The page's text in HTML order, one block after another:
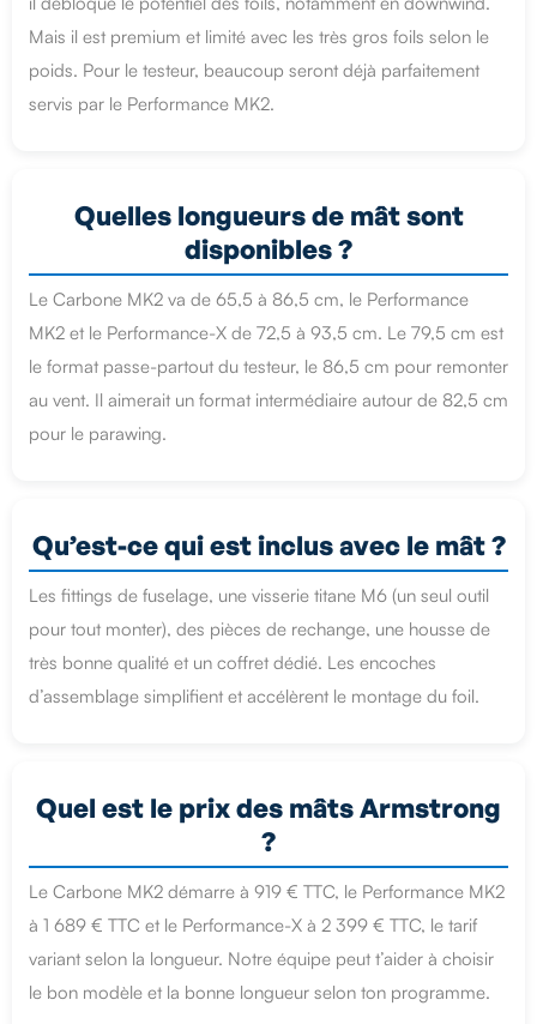
Mais il est premium et limité avec les très gros foils selon le
poids. Pour le testeur, beaucoup seront déjà parfaitement
servis par le Performance MK2.
Quelles longueurs de mât sont
disponibles ?
Le Carbone MK2 va de 65,5 à 86,5 cm, le Performance
MK2 et le Performance-X de 72,5 à 93,5 cm. Le 79,5 cm est
le format passe-partout du testeur, le 86,5 cm pour remonter
au vent. Il aimerait un format intermédiaire autour de 82,5 cm
pour le parawing.
Qu’est-ce qui est inclus avec le mât ?
Les fittings de fuselage, une visserie titane M6 (un seul outil
pour tout monter), des pièces de rechange, une housse de
très bonne qualité et un coffret dédié. Les encoches
d’assemblage simplifient et accélèrent le montage du foil.
Quel est le prix des mâts Armstrong
?
Le Carbone MK2 démarre à 919 € TTC, le Performance MK2
à 1 689 € TTC et le Performance-X à 2 399 € TTC, le tarif
variant selon la longueur. Notre équipe peut t’aider à choisir
le bon modèle et la bonne longueur selon ton programme.